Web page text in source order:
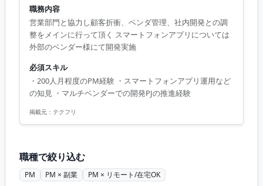
職務内容
営業部門と協力し顧客折衝、ベンダ管理、社内開発との調
整をメインに行って頂く スマートフォンアプリについては
外部のベンダー様にて開発実施
必須スキル
・200人月程度のPM経験 ・スマートフォンアプリ運用など
の知見 ・マルチベンダーでの開発PJの推進経験
掲載元： テクフリ
職種で絞り込む
PM PM × 副業
PM × リモート/在宅OK